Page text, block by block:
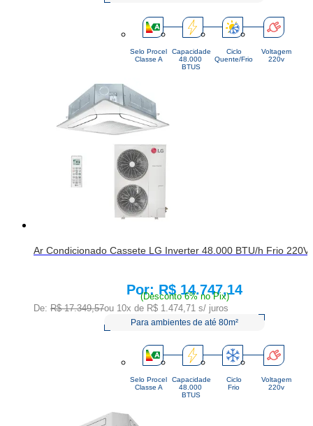
Selo Procel
Classe A
Capacidade
48.000
BTUS
Ciclo
Quente/Frio
Voltagem
220v
Ar Condicionado Cassete LG Inverter 48.000 BTU/h Frio
Price:
R$ 14.747,14
(Desconto 6% no Pix)
De: R$ 17.349,57ou 10x de R$ 1.474,71 s/ juros
Para ambientes de até 80m²
Selo Procel
Classe A
Capacidade
48.000
BTUS
Ciclo
Frio
Voltagem
220v